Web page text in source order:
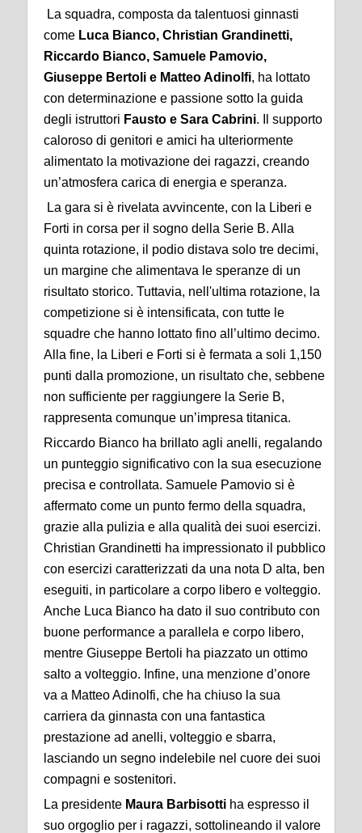
La squadra, composta da talentuosi ginnasti
come Luca Bianco, Christian Grandinetti,
Riccardo Bianco, Samuele Pamovio,
Giuseppe Bertoli e Matteo Adinolfi, ha lottato
con determinazione e passione sotto la guida
degli istruttori Fausto e Sara Cabrini. Il supporto
caloroso di genitori e amici ha ulteriormente
alimentato la motivazione dei ragazzi, creando
un’atmosfera carica di energia e speranza.
La gara si è rivelata avvincente, con la Liberi e
Forti in corsa per il sogno della Serie B. Alla
quinta rotazione, il podio distava solo tre decimi,
un margine che alimentava le speranze di un
risultato storico. Tuttavia, nell'ultima rotazione, la
competizione si è intensificata, con tutte le
squadre che hanno lottato fino all’ultimo decimo.
Alla fine, la Liberi e Forti si è fermata a soli 1,150
punti dalla promozione, un risultato che, sebbene
non sufficiente per raggiungere la Serie B,
rappresenta comunque un’impresa titanica.
Riccardo Bianco ha brillato agli anelli, regalando
un punteggio significativo con la sua esecuzione
precisa e controllata. Samuele Pamovio si è
affermato come un punto fermo della squadra,
grazie alla pulizia e alla qualità dei suoi esercizi.
Christian Grandinetti ha impressionato il pubblico
con esercizi caratterizzati da una nota D alta, ben
eseguiti, in particolare a corpo libero e volteggio.
Anche Luca Bianco ha dato il suo contributo con
buone performance a parallela e corpo libero,
mentre Giuseppe Bertoli ha piazzato un ottimo
salto a volteggio. Infine, una menzione d’onore
va a Matteo Adinolfi, che ha chiuso la sua
carriera da ginnasta con una fantastica
prestazione ad anelli, volteggio e sbarra,
lasciando un segno indelebile nel cuore dei suoi
compagni e sostenitori.
La presidente Maura Barbisotti ha espresso il
suo orgoglio per i ragazzi, sottolineando il valore